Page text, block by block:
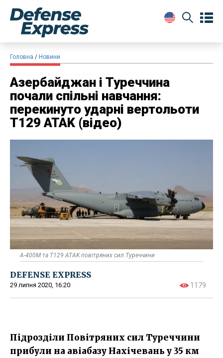
Головна Новини
​Азербайджан і Туреччина
почали спільні навчання:
перекинуто ударні вертольоти
T129 ATAK (відео)
А-400М та T129 ATAK повітряних сил Туреччини
DEFENSE EXPRESS
29 липня 2020, 16:20 1179
Підрозділи Повітряних сил Туреччини
прибули на авіабазу Нахічевань у 35 км